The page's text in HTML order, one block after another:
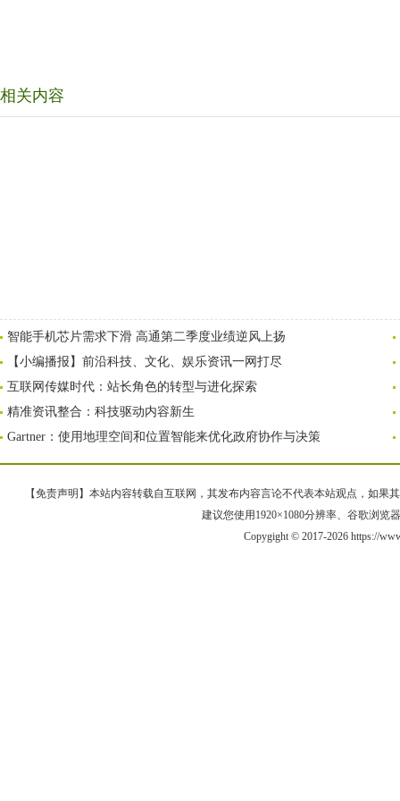
相关内容
智能手机芯片需求下滑 高通第二季度业绩逆风上扬
【小编播报】前沿科技、文化、娱乐资讯一网打尽
互联网传媒时代：站长角色的转型与进化探索
精准资讯整合：科技驱动内容新生
Gartner：使用地理空间和位置智能来优化政府协作与决策
【免责声明】本站内容转载自互联网，其发布内容言论不代表本站观点，如果
建议您使用1920×1080分辨率、谷歌浏览
Copygight © 2017-2026 https://